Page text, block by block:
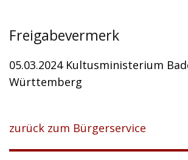
Freigabevermerk
05.03.2024Kultusministerium
Württemberg
zurück zum Bürgerservice